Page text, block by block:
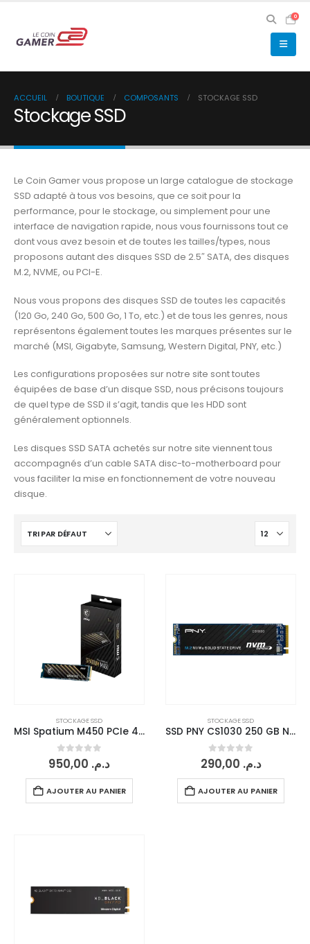
0
ACCUEIL BOUTIQUE COMPOSANTS STOCKAGE SSD
Stockage SSD
Le Coin Gamer vous propose un large catalogue de stockage
SSD adapté à tous vos besoins, que ce soit pour la
performance, pour le stockage, ou simplement pour une
interface de navigation rapide, nous vous fournissons tout ce
dont vous avez besoin et de toutes les tailles/types, nous
proposons autant des disques SSD de 2.5″ SATA, des disques
M.2, NVME, ou PCI-E.
Nous vous propons des disques SSD de toutes les capacités
(120 Go, 240 Go, 500 Go, 1 To, etc.) et de tous les genres, nous
représentons également toutes les marques présentes sur le
marché (MSI, Gigabyte, Samsung, Western Digital, PNY, etc.)
Les configurations proposées sur notre site sont toutes
équipées de base d’un disque SSD, nous précisons toujours
de quel type de SSD il s’agit, tandis que les HDD sont
généralement optionnels.
Les disques SSD SATA achetés sur notre site viennent tous
accompagnés d’un cable SATA disc-to-motherboard pour
vous faciliter la mise en fonctionnement de votre nouveau
disque.
STOCKAGE SSD
MSI Spatium M450 PCIe 4.0 1 TB
0sur 5 د.م.
AJOUTER AU PANIER
STOCKAGE SSD
SSD PNY CS1030 250 GB NVMe PCIe
0sur 5 د.م.
AJOUTER AU PANIER